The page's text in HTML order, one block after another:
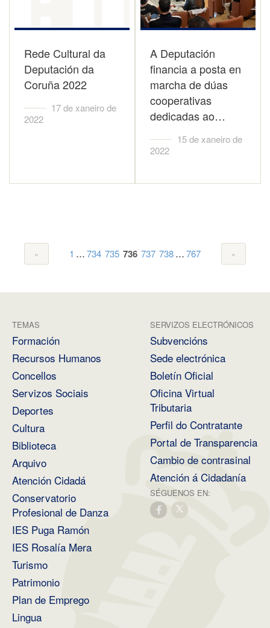
Rede Cultural da
Deputación da
Coruña 2022
17 de xaneiro de
2022
A Deputación
financia a posta en
marcha de dúas
cooperativas
dedicadas ao…
15 de xaneiro de
2022
1 ...734 735 736 737 738...767
TEMAS
Formación
Recursos Humanos
Concellos
Servizos Sociais
Deportes
Cultura
Biblioteca
Arquivo
Atención Cidadá
Conservatorio
Profesional de Danza
IES Puga Ramón
IES Rosalía Mera
Turismo
Patrimonio
Plan de Emprego
Lingua
SERVIZOS ELECTRÓNICOS
Subvencións
Sede electrónica
Boletín Oficial
Oficina Virtual
Tributaria
Perfil do Contratante
Portal de Transparencia
Cambio de contrasinal
Atención á Cidadanía
SÉGUENOS EN: